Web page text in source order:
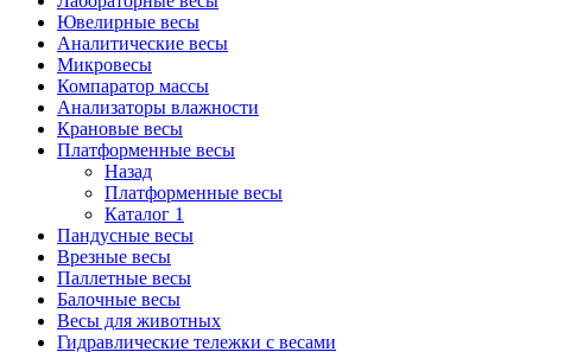
Ювелирные весы
Аналитические весы
Микровесы
Компаратор массы
Анализаторы влажности
Крановые весы
Платформенные весы
Назад
Платформенные весы
Каталог 1
Пандусные весы
Врезные весы
Паллетные весы
Балочные весы
Весы для животных
Гидравлические тележки с весами